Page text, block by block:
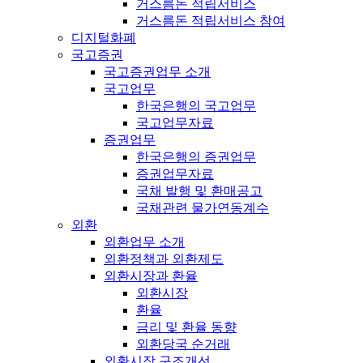
거스름돈 적립서비스
거스름돈 적립서비스 참여
디지털화폐
국고증권
국고증권업무 소개
국고업무
한국은행의 국고업무
국고업무자료
증권업무
한국은행의 증권업무
증권업무자료
국채 발행 및 환매공고
국채관련 물가연동계수
외환
외환업무 소개
외환정책과 외환제도
외환시장과 환율
외환시장
환율
금리 및 환율 동향
외환당국 순거래